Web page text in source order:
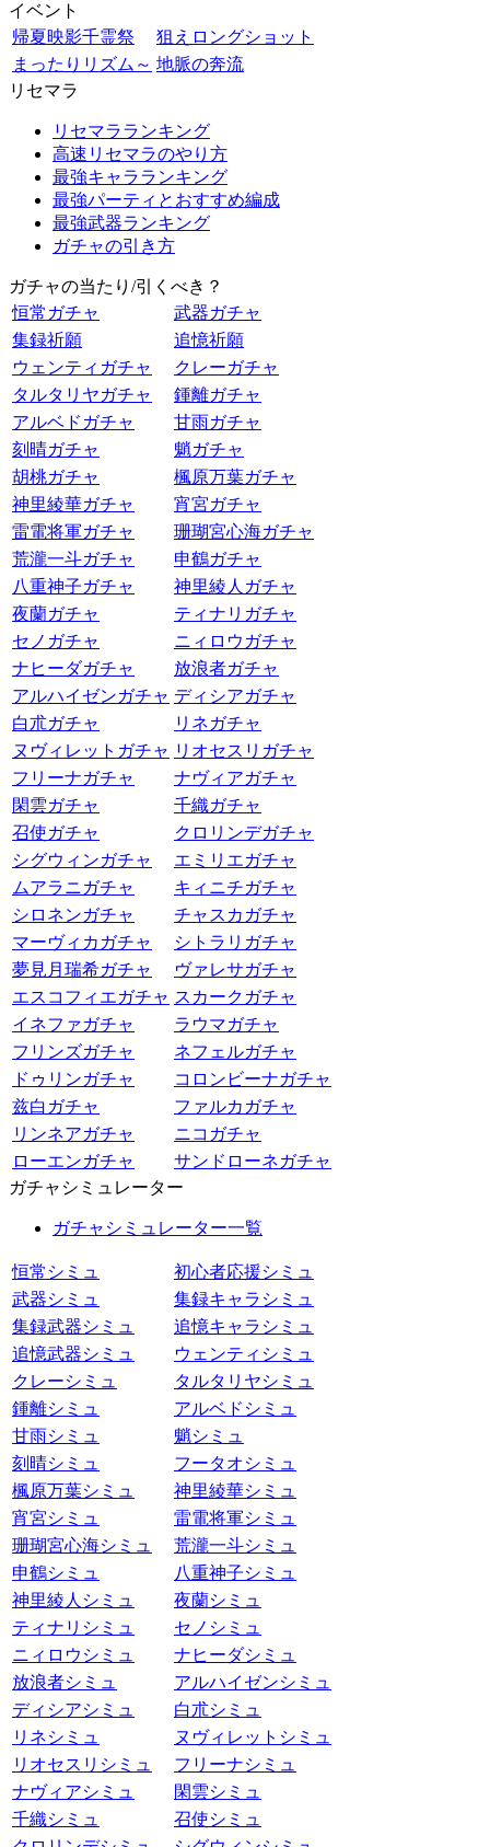
イベント
帰夏映影千霊祭
狙えロングショット
まったりリズム～ 地脈の奔流
リセマラ
リセマラランキング
高速リセマラのやり方
最強キャラランキング
最強パーティとおすすめ編成
最強武器ランキング
ガチャの引き方
ガチャの当たり/引くべき？
恒常ガチャ
武器ガチャ
集録祈願
追憶祈願
ウェンティガチャ
クレーガチャ
タルタリヤガチャ
鍾離ガチャ
アルベドガチャ
甘雨ガチャ
刻晴ガチャ
魈ガチャ
胡桃ガチャ
楓原万葉ガチャ
神里綾華ガチャ
宵宮ガチャ
雷電将軍ガチャ
珊瑚宮心海ガチャ
荒瀧一斗ガチャ
申鶴ガチャ
八重神子ガチャ
神里綾人ガチャ
夜蘭ガチャ
ティナリガチャ
セノガチャ
ニィロウガチャ
ナヒーダガチャ
放浪者ガチャ
アルハイゼンガチャ ディシアガチャ
白朮ガチャ
リネガチャ
ヌヴィレットガチャ リオセスリガチャ
フリーナガチャ
ナヴィアガチャ
閑雲ガチャ
千織ガチャ
召使ガチャ
クロリンデガチャ
シグウィンガチャ
エミリエガチャ
ムアラニガチャ
キィニチガチャ
シロネンガチャ
チャスカガチャ
マーヴィカガチャ
シトラリガチャ
夢見月瑞希ガチャ
ヴァレサガチャ
エスコフィエガチャ スカークガチャ
イネファガチャ
ラウマガチャ
フリンズガチャ
ネフェルガチャ
ドゥリンガチャ
コロンビーナガチャ
兹白ガチャ
ファルカガチャ
リンネアガチャ
ニコガチャ
ローエンガチャ
サンドローネガチャ
ガチャシミュレーター
ガチャシミュレーター一覧
恒常シミュ
初心者応援シミュ
武器シミュ
集録キャラシミュ
集録武器シミュ
追憶キャラシミュ
追憶武器シミュ
ウェンティシミュ
クレーシミュ
タルタリヤシミュ
鍾離シミュ
アルベドシミュ
甘雨シミュ
魈シミュ
刻晴シミュ
フータオシミュ
楓原万葉シミュ
神里綾華シミュ
宵宮シミュ
雷電将軍シミュ
珊瑚宮心海シミュ
荒瀧一斗シミュ
申鶴シミュ
八重神子シミュ
神里綾人シミュ
夜蘭シミュ
ティナリシミュ
セノシミュ
ニィロウシミュ
ナヒーダシミュ
放浪者シミュ
アルハイゼンシミュ
ディシアシミュ
白朮シミュ
リネシミュ
ヌヴィレットシミュ
リオセスリシミュ
フリーナシミュ
ナヴィアシミュ
閑雲シミュ
千織シミュ
召使シミュ